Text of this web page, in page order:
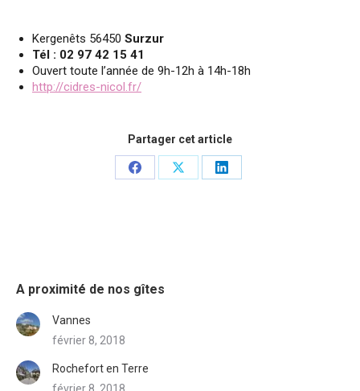
Kergenêts 56450 Surzur
Tél : 02 97 42 15 41
Ouvert toute l’année de 9h-12h à 14h-18h
http://cidres-nicol.fr/
Partager cet article
Share
Share
Share
A proximité de nos gîtes
Vannes
février 8, 2018
Rochefort en Terre